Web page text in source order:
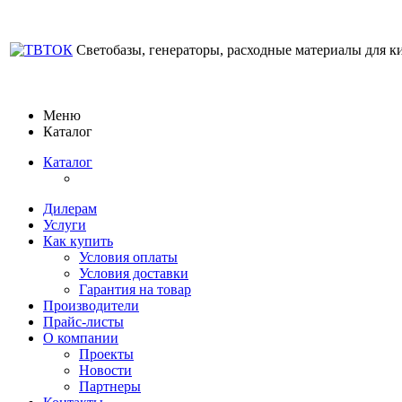
Светобазы, генераторы, расходные материалы для
Меню
Каталог
Каталог
Дилерам
Услуги
Как купить
Условия оплаты
Условия доставки
Гарантия на товар
Производители
Прайс-листы
О компании
Проекты
Новости
Партнеры